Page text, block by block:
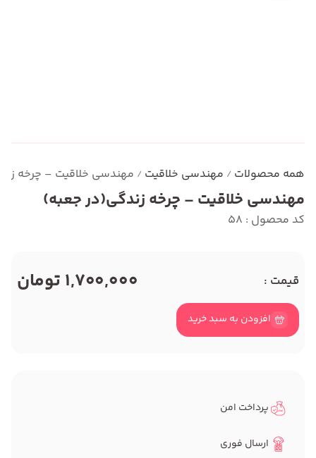
همه محصولات / مهندسی خلاقیت / مهندسی خلاقیت – چرخه
مهندسی خلاقیت – چرخه زندگی(در جعبه)
کد محصول : 58
قیمت : 1,700,000 تومان
افزودن به سبد خرید
پرداخت امن
ارسال فوری